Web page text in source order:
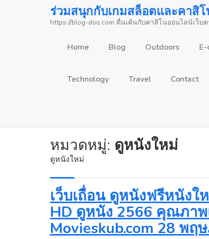
ร่วมสนุกกับเกมสล็อตและคาสิ
https://blog-doo.com ตื่นเต้นกับคาสิโนออนไลน์เว็
Home Blog Outdoors
Technology Travel Contact
หมวดหมู่: ดูหนังใหม่
ดูหนังใหม่
เว็บเถื่อน ดูหนังฟรีหนัง
HD ดูหนัง 2566 คุณภาพ
Movieskub.com 28 พฤ